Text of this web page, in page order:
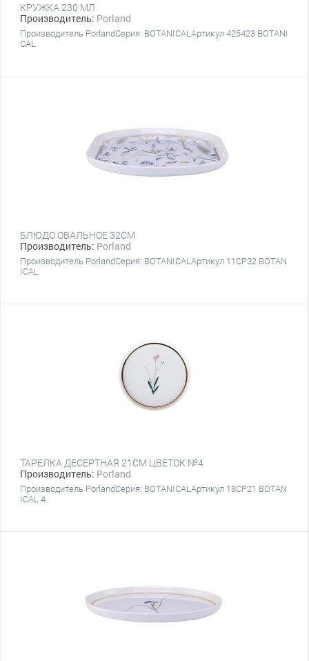
КРУЖКА 230 МЛ
Производитель: Porland
Производитель PorlandСерия: BOTANICALАртикул 425423 BOTANI
CAL
БЛЮДО ОВАЛЬНОЕ 32CM
Производитель: Porland
Производитель PorlandСерия: BOTANICALАртикул 11CP32 BOTAN
ICAL
ТАРЕЛКА ДЕСЕРТНАЯ 21CM ЦВЕТОК №4
Производитель: Porland
Производитель PorlandСерия: BOTANICALАртикул 18CP21 BOTAN
ICAL 4